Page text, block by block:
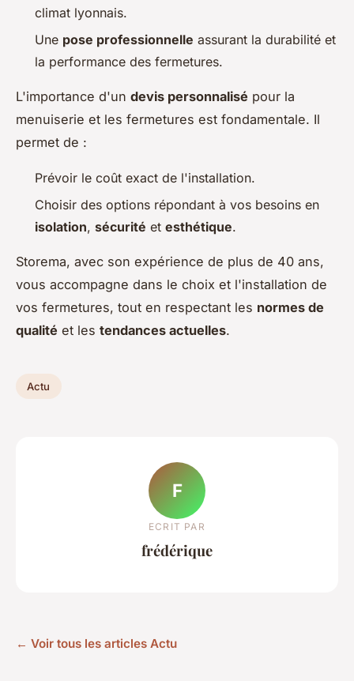
climat lyonnais.
Une pose professionnelle assurant la durabilité et
la performance des fermetures.
L'importance d'un devis personnalisé pour la
menuiserie et les fermetures est fondamentale. Il
permet de :
Prévoir le coût exact de l'installation.
Choisir des options répondant à vos besoins en
isolation, sécurité et esthétique.
Storema, avec son expérience de plus de 40 ans,
vous accompagne dans le choix et l'installation de
vos fermetures, tout en respectant les normes de
qualité et les tendances actuelles.
Actu
F
ECRIT PAR
frédérique
← Voir tous les articles Actu